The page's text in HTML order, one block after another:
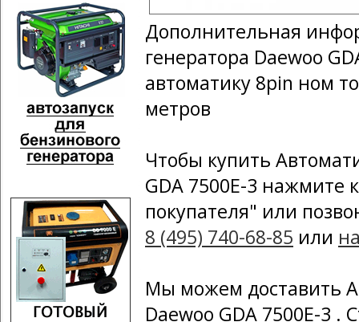
Дополнительная
генератора Daewoo
автоматику 8pin ном
метров
Чтобы купить
GDA 7500E-3 нажмите
покупателя" или
8 (495) 740-68-85 или
Мы можем доставить
Daewoo GDA 7500E-3 .